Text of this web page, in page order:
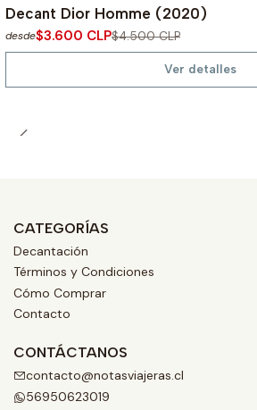
No disponible
Decant Dior Homme (2020)
desde$3.600 CLP$4.500 CLP
Ver detalles
CATEGORÍAS
Decantación
Términos y Condiciones
Cómo Comprar
Contacto
CONTÁCTANOS
contacto@notasviajeras.cl
56950623019